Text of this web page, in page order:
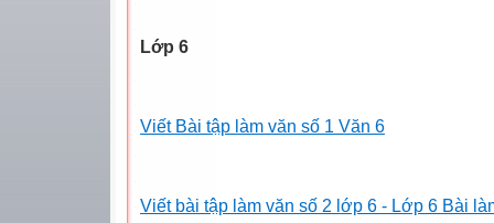
Lớp 6
Viết Bài tập làm văn số 1 Văn 6
Viết bài tập làm văn số 2 lớp 6 - Lớp 6 Bài